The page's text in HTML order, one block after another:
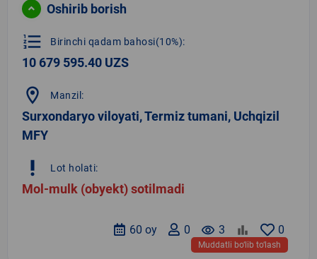
Oshirib borish
format_list_numbered Birinchi qadam bahosi(10%):
10 679 595.40 UZS
location_on Manzil:
Surxondaryo viloyati, Termiz tumani, Uchqizil
MFY
priority_high Lot holati:
Mol-mulk (obyekt) sotilmadi
0
remove_red_eye 3
0
60 oy
Muddatli bo‘lib to‘lash